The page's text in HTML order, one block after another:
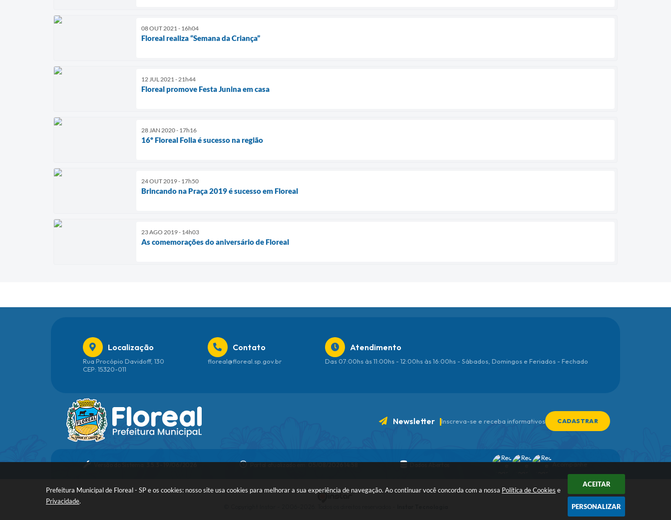
Prefeitura Municipal de Floreal - SP e os cookies: nosso site usa cookies para melhorar a sua experiência de navegação. Ao continuar você concorda com a nossa Política de Cookies e
Privacidade.
ACEITAR
PERSONALIZAR
08 OUT 2021 - 16h04
Floreal realiza “Semana da Criança”
12 JUL 2021 - 21h44
Floreal promove Festa Junina em casa
28 JAN 2020 - 17h16
16º Floreal Folia é sucesso na região
24 OUT 2019 - 17h50
Brincando na Praça 2019 é sucesso em Floreal
23 AGO 2019 - 14h03
As comemorações do aniversário de Floreal
Newsletter Inscreva-se e receba informativos CADASTRAR
Localização
Rua Procópio Davidoff, 130
CEP: 15320-011
Contato
floreal@floreal.sp.gov.br
Atendimento
Das 07:00hs às 11:00hs - 12:00hs às 16:00hs - Sábados, Domingos e Feriados - Fechado
Versão do Sistema:3.5.3 - 19/06/2026 Portal atualizado em:05/08/2026 14:58 Dados Abertos Acompanhe